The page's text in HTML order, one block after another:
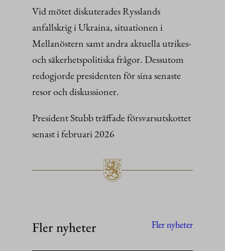
Vid mötet diskuterades Rysslands
anfallskrig i Ukraina, situationen i
Mellanöstern samt andra aktuella utrikes-
och säkerhetspolitiska frågor. Dessutom
redogjorde presidenten för sina senaste
resor och diskussioner.
President Stubb träffade försvarsutskottet
senast i februari 2026
Fler nyheter Fler nyheter